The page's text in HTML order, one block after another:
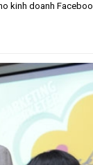
kinh doanh